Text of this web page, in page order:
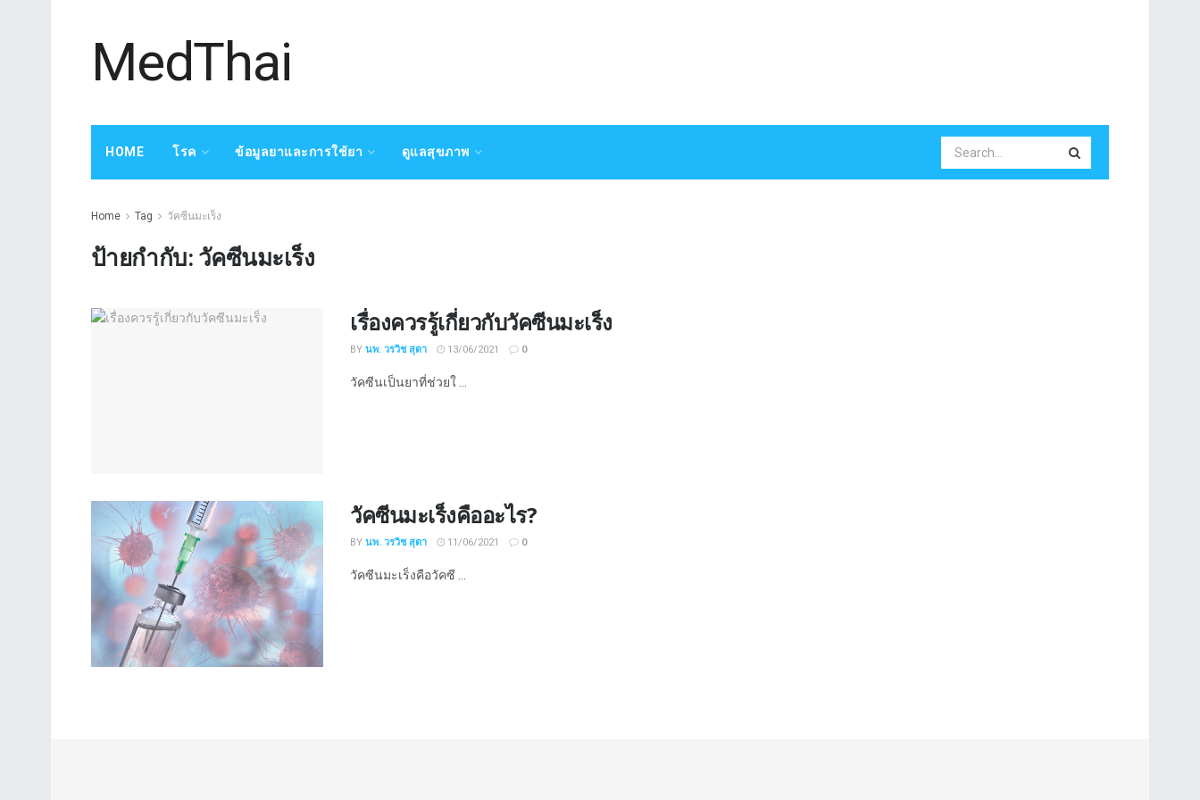
MedThai
HOME โรค ข้อมูลยาและการใช้ยา ดูแลสุขภาพ
Home Tag วัคซีนมะเร็ง
ป้ายกำกับ: วัคซีนมะเร็ง
เรื่องควรรู้เกี่ยวกับวัคซีนมะเร็ง
BY นพ. วรวิช สุตา 13/06/2021 0
วัคซีนเป็นยาที่ช่วยใ ...
วัคซีนมะเร็งคืออะไร?
BY นพ. วรวิช สุตา 11/06/2021 0
วัคซีนมะเร็งคือวัคซี ...